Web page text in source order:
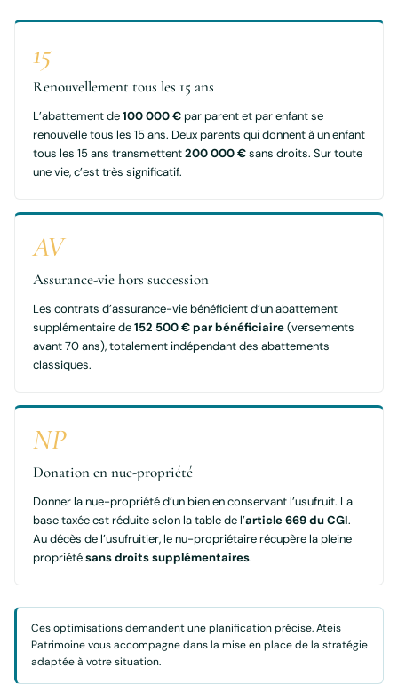
15
Renouvellement tous les 15 ans
L’abattement de100 000 €par parent et par enfant se
renouvelle tous les 15 ans. Deux parents qui donnent à un enfant
tous les 15 ans transmettent200 000 €sans droits. Sur toute
une vie, c’est très significatif.
AV
Assurance-vie hors succession
Les contrats d’assurance-vie bénéficient d’un abattement
supplémentaire de152 500 € par bénéficiaire(versements
avant 70 ans), totalement indépendant des abattements
classiques.
NP
Donation en nue-propriété
Donner la nue-propriété d’un bien en conservant l’usufruit. La
base taxée est réduite selon la table de l’article 669 du CGI.
Au décès de l’usufruitier, le nu-propriétaire récupère la pleine
propriétésans droits supplémentaires.
Ces optimisations demandent une planification précise. Ateis
Patrimoine vous accompagne dans la mise en place de la stratégie
adaptée à votre situation.